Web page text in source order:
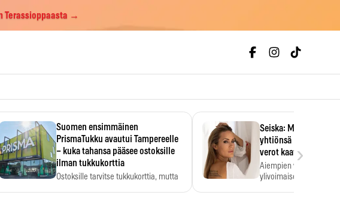
Terassioppaasta →
Suomen ensimmäinen
PrismaTukku avautui Tampereelle
– kuka tahansa pääsee ostoksille
ilman tukkukorttia
Ostoksille tarvitse tukkukorttia, mutta
Seiska: Martina
yhtiönsä konkurssiin
verot kaatoivat
Aiempien vuosien
ylivoimaiseksi esteeksi.
›